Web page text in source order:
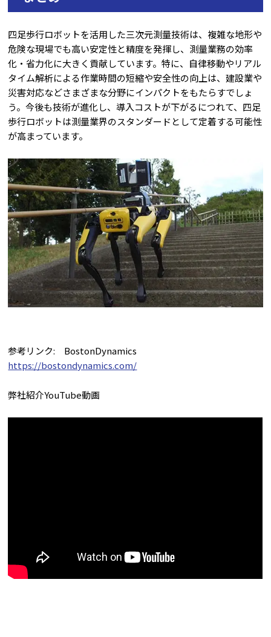
四足歩行ロボットを活用した三次元測量技術は、複雑な地形や
危険な現場でも高い安定性と精度を発揮し、測量業務の効率
化・省力化に大きく貢献しています。特に、自律移動やリアル
タイム解析による作業時間の短縮や安全性の向上は、建設業や
災害対応などさまざまな分野にインパクトをもたらすでしょ
う。今後も技術が進化し、導入コストが下がるにつれて、四足
歩行ロボットは測量業界のスタンダードとして定着する可能性
が高まっています。
参考リンク: BostonDynamics
https://bostondynamics.com/
弊社紹介YouTube動画